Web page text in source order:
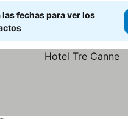
fechas para ver los